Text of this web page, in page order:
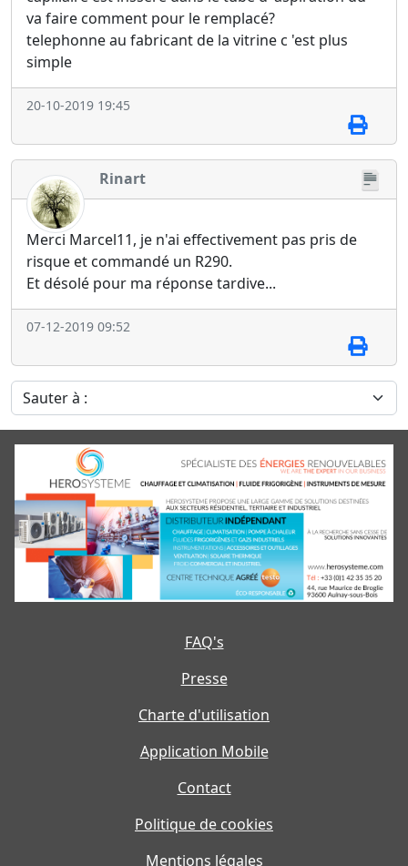
va faire comment pour le remplacé?
telephonne au fabricant de la vitrine c 'est plus
simple
20-10-2019 19:45
Rinart
Merci Marcel11, je n'ai effectivement pas pris de
risque et commandé un R290.
Et désolé pour ma réponse tardive...
07-12-2019 09:52
Sauter à :
FAQ's
Presse
Charte d'utilisation
Application Mobile
Contact
Politique de cookies
Mentions légales